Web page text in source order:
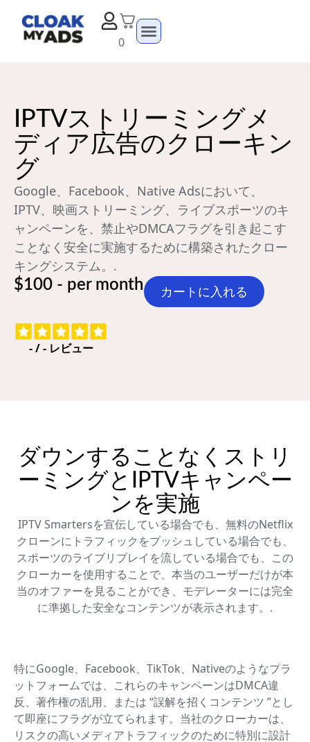
0
IPTVストリーミングメ
ディア広告のクローキン
グ
Google、Facebook、Native Adsにおいて、
IPTV、映画ストリーミング、ライブスポーツのキ
ャンペーンを、禁止やDMCAフラグを引き起こす
ことなく安全に実施するために構築されたクロー
キングシステム。.
$100 - per month
カートに入れる
-/- レビュー
ダウンすることなくストリ
ーミングとIPTVキャンペー
ンを実施
IPTV Smartersを宣伝している場合でも、無料のNetflix
クローンにトラフィックをプッシュしている場合でも、
スポーツのライブリプレイを流している場合でも、この
クローカーを使用することで、本当のユーザーだけが本
当のオファーを見ることができ、モデレーターには完全
に準拠した安全なコンテンツが表示されます。.
特にGoogle、Facebook、TikTok、Nativeのようなプラ
ットフォームでは、これらのキャンペーンはDMCA違
反、著作権の乱用、または “誤解を招くコンテンツ ”とし
て即座にフラグが立てられます。当社のクローカーは、
リスクの高いメディアトラフィックのために特別に設計